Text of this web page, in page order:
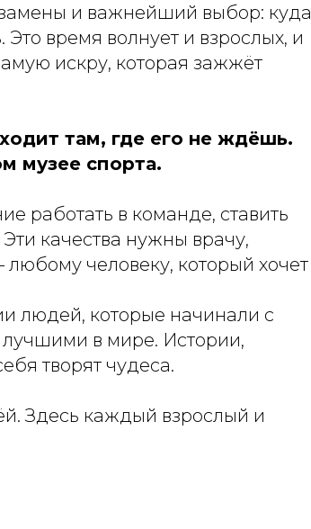
и важнейший выбор: куда
время волнует и взрослых, и
искру, которая зажжёт
там, где его не ждёшь.
музее спорта.
работать в команде, ставить
качества нужны врачу,
человеку, который хочет
людей, которые начинали с
лучшими в мире. Истории,
творят чудеса.
Здесь каждый взрослый и